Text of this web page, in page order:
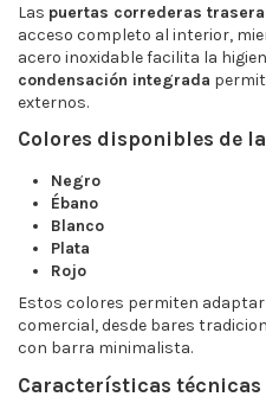
Las puertas correderas
acceso completo al interior,
acero inoxidable facilita la
condensación integrada
externos.
Colores disponibles de
Negro
Ébano
Blanco
Plata
Rojo
Estos colores permiten
comercial, desde bares
con barra minimalista.
Características técnicas